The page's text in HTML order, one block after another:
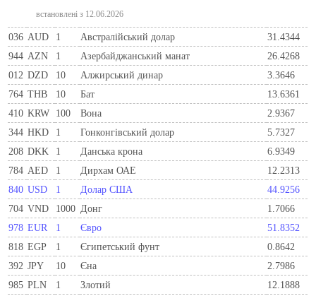
встановлені з 12.06.2026
036 AUD 1 Австралійський долар
31.4344
944 AZN 1 Азербайджанський манат
26.4268
012 DZD 10 Алжирський динар
3.3646
764 THB 10 Бат
13.6361
410 KRW 100 Вона
2.9367
344 HKD 1 Гонконгівський долар
5.7327
208 DKK 1 Данська крона
6.9349
784 AED 1 Дирхам ОАЕ
12.2313
840 USD 1 Долар США
44.9256
704 VND 1000 Донг
1.7066
978 EUR 1 Євро
51.8352
818 EGP 1 Єгипетський фунт
0.8642
392 JPY 10 Єна
2.7986
985 PLN 1 Злотий
12.1888